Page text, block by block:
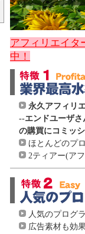
アフィリエイタ
中！
永久アフィリ
--エンドユーザ
の購買にコミッ
ほとんどのプ
2ティアー(ア
人気のプログ
広告素材も効